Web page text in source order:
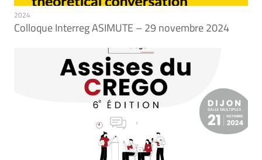
2024
Colloque Interreg ASIMUTE – 29 novembre 2024